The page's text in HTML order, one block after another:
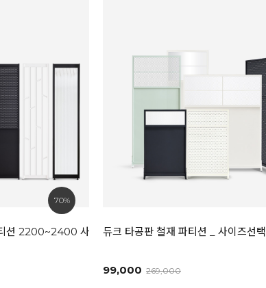
70%
션 2200~2400 사이즈선택듀크 타공판 철재 파티션 _ 사이즈선택
99,000 269,000